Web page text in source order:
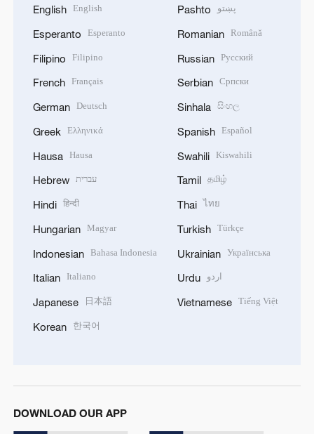
English English
Esperanto Esperanto
Filipino Filipino
French Français
German Deutsch
Greek Ελληνικά
Hausa Hausa
Hebrew עברית
Hindi हिन्दी
Hungarian Magyar
Indonesian Bahasa Indonesia
Italian Italiano
Japanese 日本語
Korean 한국어
Pashto پښتو
Romanian Română
Russian Русский
Serbian Српски
Sinhala සිංහල
Spanish Español
Swahili Kiswahili
Tamil தமிழ்
Thai ไทย
Turkish Türkçe
Ukrainian Українська
Urdu اردو
Vietnamese Tiếng Việt
DOWNLOAD OUR APP